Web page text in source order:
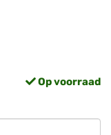
Op voorraad